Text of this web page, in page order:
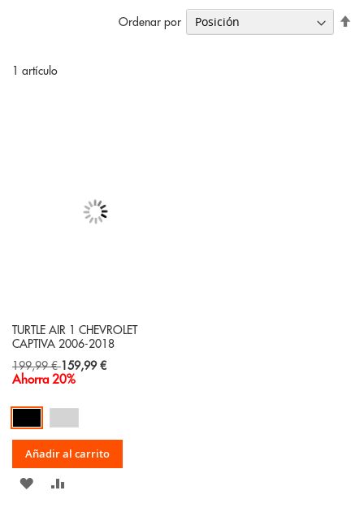
1 artículo
Ordenar por
TURTLE AIR 1 CHEVROLET
CAPTIVA 2006-2018
199,99 € Special
Price
159,99 €
Ahorra 20%
Añadir al carrito
AÑADIR